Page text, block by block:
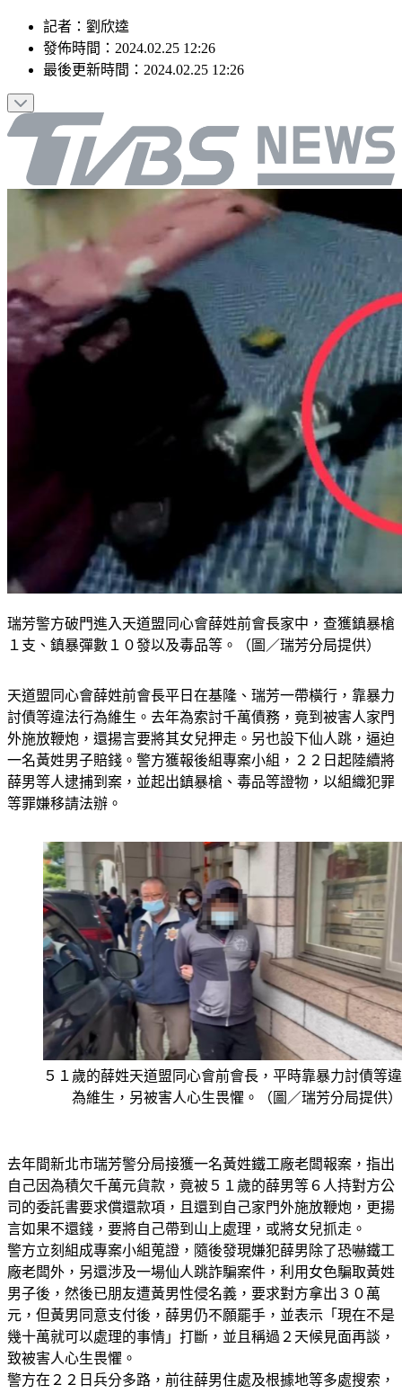
記者：劉欣逵
發佈時間：2024.02.25 12:26
瑞芳警方破門進入天道盟同心會薛姓前會長家中，查獲鎮暴槍
天道盟同心會薛姓前會長平日在基隆、瑞芳一帶橫行，靠暴力
討債等違法行為維生。去年為索討千萬債務，竟到被害人家門
外施放鞭炮，還揚言要將其女兒押走。另也設下仙人跳，逼迫
一名黃姓男子賠錢。警方獲報後組專案小組，２２日起陸續將
薛男等人逮捕到案，並起出鎮暴槍、毒品等證物，以組織犯罪
５１歲的薛姓天道盟同心會前會長，平時靠暴力討債等
去年間新北市瑞芳警分局接獲一名黃姓鐵工廠老闆報案，指出
自己因為積欠千萬元貨款，竟被５１歲的薛男等６人持對方公
司的委託書要求償還款項，且還到自己家門外施放鞭炮，更揚
言如果不還錢，要將自己帶到山上處理，或將女兒抓走。
警方立刻組成專案小組蒐證，隨後發現嫌犯薛男除了恐嚇鐵工
廠老闆外，另還涉及一場仙人跳詐騙案件，利用女色騙取黃姓
男子後，然後已朋友遭黃男性侵名義，要求對方拿出３０萬
元，但黃男同意支付後，薛男仍不願罷手，並表示「現在不是
幾十萬就可以處理的事情」打斷，並且稱過２天候見面再談，
致被害人心生畏懼。